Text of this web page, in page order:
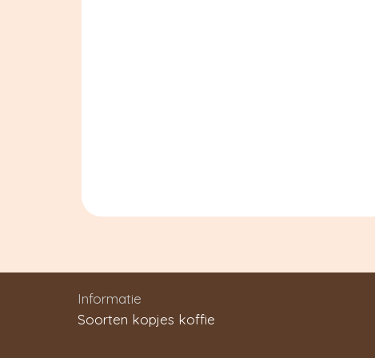
Informatie
Soorten kopjes koffie